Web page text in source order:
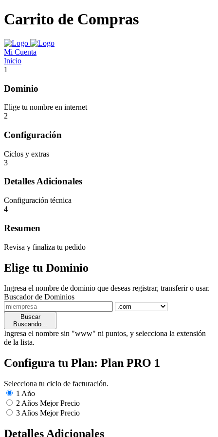
Carrito de Compras
Mi Cuenta
Inicio
1
Dominio
Elige tu nombre en internet
2
Configuración
Ciclos y extras
3
Detalles Adicionales
Configuración técnica
4
Resumen
Revisa y finaliza tu pedido
Elige tu Dominio
Ingresa el nombre de dominio que deseas registrar, transferir o usar.
Buscador de Dominios
Buscar
Buscando...
Ingresa el nombre sin "www" ni puntos, y selecciona la extensión
de la lista.
Configura tu Plan: Plan PRO 1
Selecciona tu ciclo de facturación.
1 Año
2 Años Mejor Precio
3 Años Mejor Precio
Detalles Adicionales